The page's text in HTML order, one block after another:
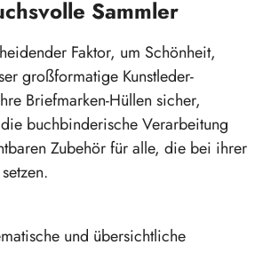
Sammler
Faktor, um Schönheit,
großformatige Kunstleder-
Briefmarken-Hüllen sicher,
buchbinderische Verarbeitung
Zubehör für alle, die bei ihrer
und übersichtliche